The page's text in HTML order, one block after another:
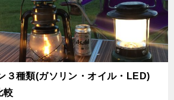
３種類(ガソリン・オイル・LED)
較